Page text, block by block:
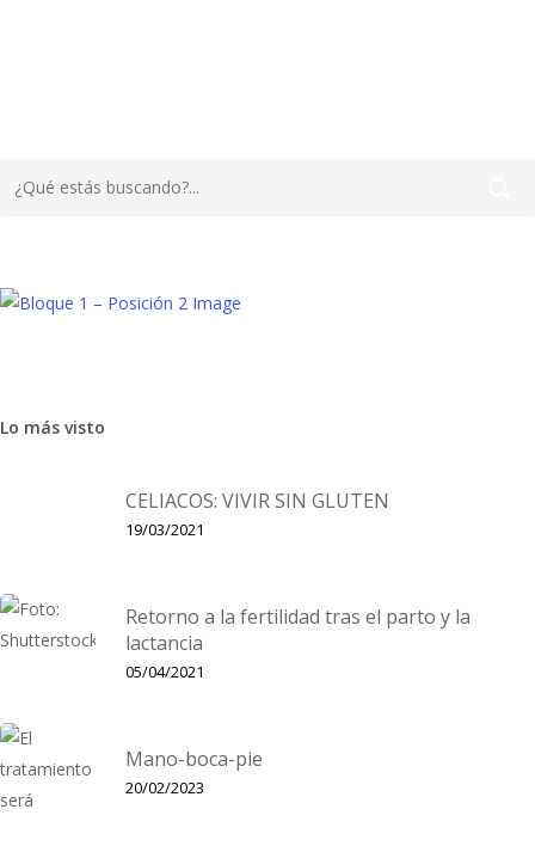
para facilitar la incorporación
o la escuela infantil, lo hacemos desde el punto de vista
alumno. Desde mi experiencia se trata de un cambio…
Lo más visto
CELIACOS: VIVIR SIN GLUTEN
19/03/2021
Retorno a la fertilidad tras el parto y la
lactancia
05/04/2021
Mano-boca-pie
20/02/2023